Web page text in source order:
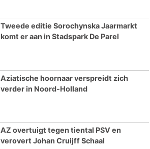
Tweede editie Sorochynska Jaarmarkt
komt er aan in Stadspark De Parel
Aziatische hoornaar verspreidt zich
verder in Noord-Holland
AZ overtuigt tegen tiental PSV en
verovert Johan Cruijff Schaal